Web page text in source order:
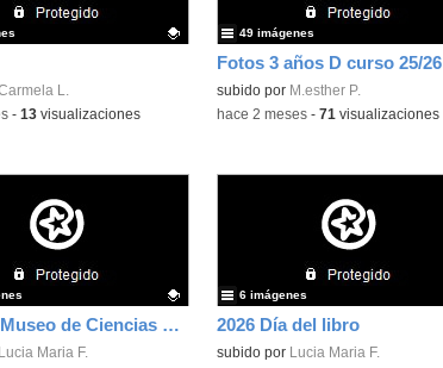
L.
- 13visualizaciones
Fotos 3 años D curso 25/26
Contenido educativo.
subido por M.esther P.
49 imágenes
-hace 2 meses- 71 visualizaciones
Salida al Museo de Ciencias Naturales
Lucia Maria F.
2026 Día del libro
Contenido educativo.
subido por Lucia Maria F.
6 imágenes